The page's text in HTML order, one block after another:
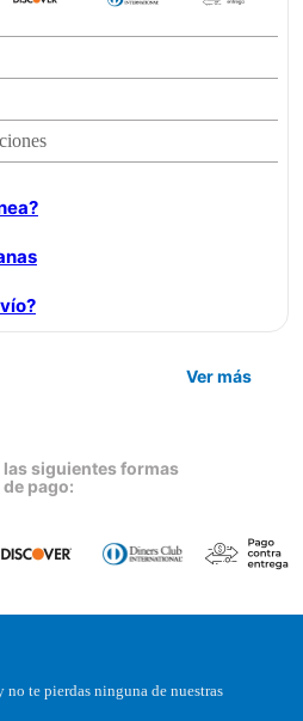
Ver más
las siguientes formas
de pago:
no te pierdas ninguna de nuestras